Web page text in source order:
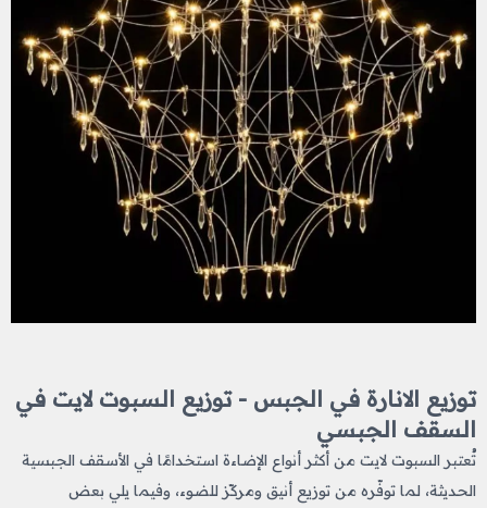
توزيع الانارة في الجبس - توزيع السبوت لايت في
السقف الجبسي
تُعتبر السبوت لايت من أكثر أنواع الإضاءة استخدامًا في الأسقف الجبسية
الحديثة، لما توفّره من توزيع أنيق ومركّز للضوء، وفيما يلي بعض